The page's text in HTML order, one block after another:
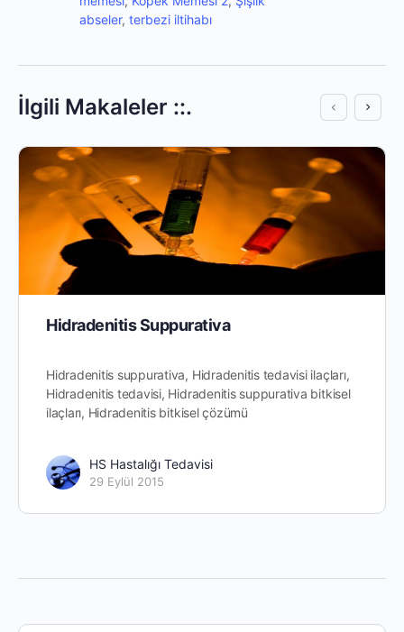
abseler, terbezi iltihabı
İlgili Makaleler ::.
Hidradenitis Suppurativa
Hidradenitis suppurativa, Hidradenitis tedavisi ilaçları,
Hidradenitis tedavisi, Hidradenitis suppurativa bitkisel
ilaçları, Hidradenitis bitkisel çözümü
HS Hastalığı Tedavisi
29 Eylül 2015